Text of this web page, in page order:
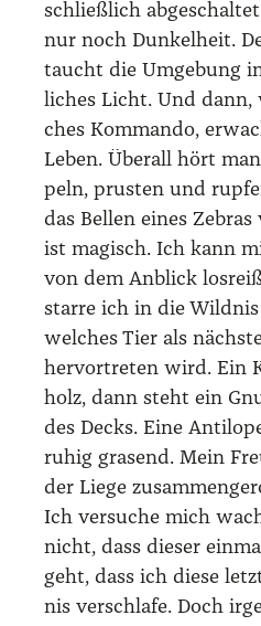
schließ­lich
nur noch Dun­kel­heit.
taucht die Umge­bung
li­ches Licht. Und
ches Kom­man­do,
Leben. Über­all hört
peln, prus­ten und
das Bel­len eines
ist magisch. Ich kann
von dem Anblick
star­re ich in die
wel­ches Tier als
her­vor­tre­ten wird. Ein
holz, dann steht ein
des Decks. Eine
ruhig gra­send. Mein
der Lie­ge
Ich ver­su­che mich
nicht, dass die­ser
geht, dass ich die­se
nis ver­schla­fe. Doch